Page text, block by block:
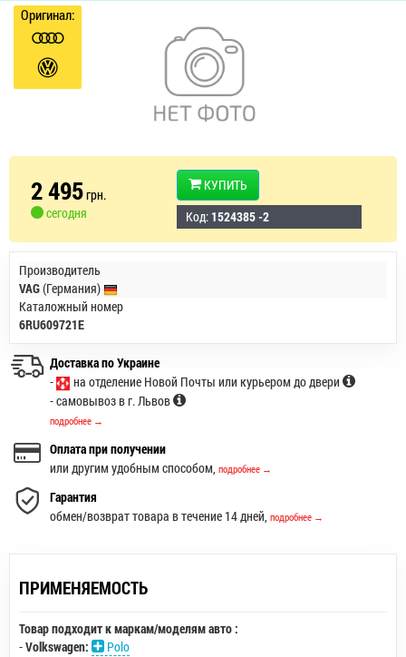
Оригинал:
2 495грн.
сегодня
КУПИТЬ
Код: 1524385 -2
Производитель
VAG(Германия)
Каталожный номер
6RU609721E
Доставка по Украине
-
на отделение Новой Почты или курьером до двери
- самовывоз в г. Львов
подробнее →
Оплата при получении
или другим удобным способом, подробнее →
Гарантия
обмен/возврат товара в течение 14 дней, подробнее →
ПРИМЕНЯЕМОСТЬ
Товар подходит к маркам/моделям авто :
-Volkswagen:
Polo